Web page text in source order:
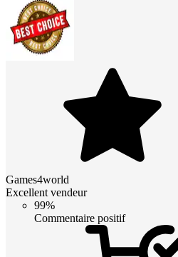
Games4world
Excellent vendeur
99%
Commentaire positif